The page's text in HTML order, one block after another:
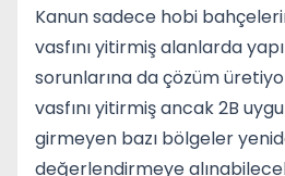
Kanun sadece hobi
vasfını yitirmiş alanlarda
sorunlarına da çözüm
vasfını yitirmiş ancak 2B
girmeyen bazı bölgeler
değerlendirmeye